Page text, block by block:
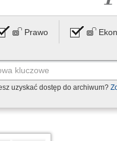
Prawo
uzyskać dostęp do archiwum?